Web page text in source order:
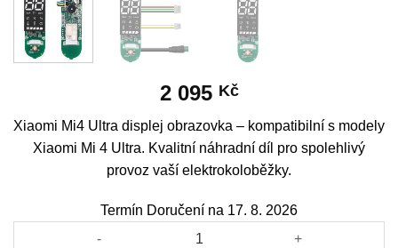
2 095 Kč
Xiaomi Mi4 Ultra displej obrazovka – kompatibilní s modely
Xiaomi Mi 4 Ultra. Kvalitní náhradní díl pro spolehlivý
provoz vaší elektrokoloběžky.
Termín Doručení na 17. 8. 2026
Xiaomi Mi4 Ultra Display Screen množství